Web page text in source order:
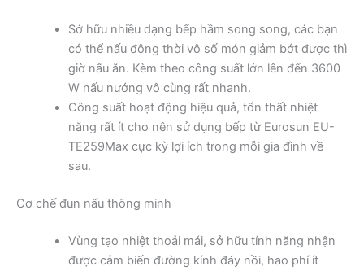
Sở hữu nhiều dạng bếp hầm song song, các bạn
có thể nấu đông thời vô số món giảm bớt được thì
giờ nấu ăn. Kèm theo công suất lớn lên đến 3600
W nấu nướng vô cùng rất nhanh.
Công suất hoạt động hiệu quả, tổn thất nhiệt
năng rất ít cho nên sử dụng bếp từ Eurosun EU-
TE259Max cực kỳ lợi ích trong mỗi gia đình về
sau.
Cơ chế đun nấu thông minh
Vùng tạo nhiệt thoải mái, sở hữu tính năng nhận
được cảm biến đường kính đáy nồi, hao phí ít